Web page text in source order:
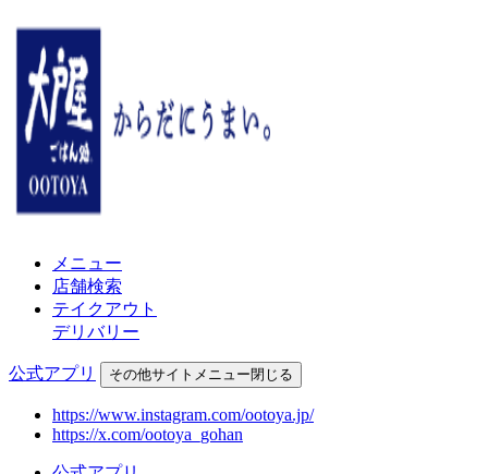
メニュー
店舗検索
テイクアウト
デリバリー
公式アプリ その他サイトメニュー閉じる
https://www.instagram.com/ootoya.jp/
https://x.com/ootoya_gohan